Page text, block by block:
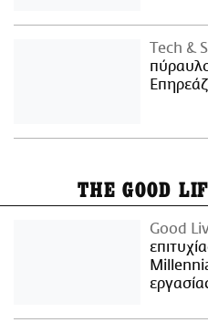
Τech &
THE GOOD
Good